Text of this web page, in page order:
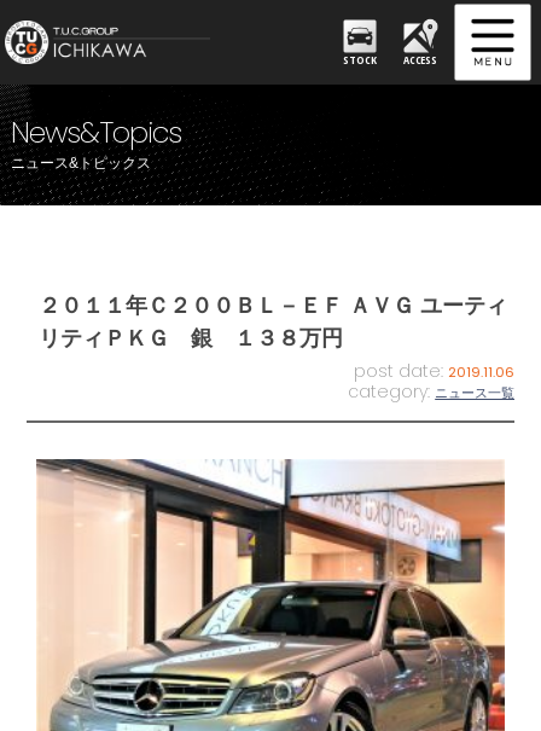
STOCK ACCESS
News&Topics
ニュース&トピックス
２０１１年Ｃ２００ＢＬ－ＥＦ ＡＶＧ ユーティ
リティＰＫＧ 銀 １３８万円
post date: 2019.11.06
category: ニュース一覧